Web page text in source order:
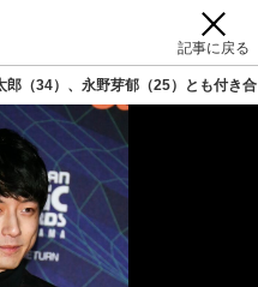
記事に戻る
郎（34）、永野芽郁（25）とも付き